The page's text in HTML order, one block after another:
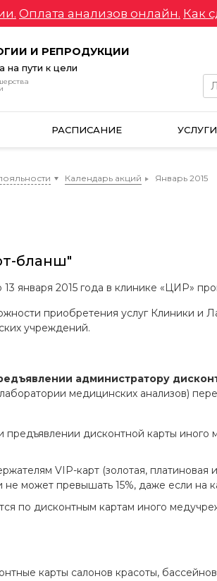
Оплата анализов онлайн. Как
И РЕПРОДУКЦИИ
пути к цели
РАСПИСАНИЕ УСЛУГИ
Календарь акций Январь 2015
бланш"
января 2015 года в клинике «ЦИР»
приобретения услуг Клиники и
учреждений.
администратору
медицинских анализов)
предъявлении дисконтной карты иного
VIP-карт (золотая, платиновая
может превышать 15%, даже если на
по дисконтным картам иного
карты салонов красоты,